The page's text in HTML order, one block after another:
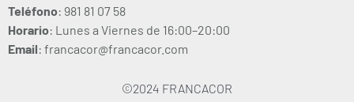
Teléfono: 981 81 07 58
Horario: Lunes a Viernes de 16:00–20:00
Email: francacor@francacor.com
©2024 FRANCACOR